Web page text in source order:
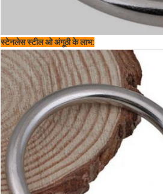
स्टेनलेस स्टील ओ अंगूठी के लाभ: